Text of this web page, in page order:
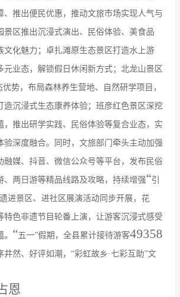
、推出便民优惠，推动文旅市场实现人气与
景区推出沉浸式演出、民俗体验、美食品
文化魅力；卓扎滩原生态景区打造水上游
元业态，解锁假日休闲新方式；北龙山景区
优势，布局森林养生营地、自然研学项目，
造沉浸式生态康养体验；班彦红色景区深挖
，推出研学实践、民俗体验等复合业态，实
深度融合。 同时，文旅部门牵头主动加强
融媒、抖音、微信公众号等平台，发布民俗
、两日游等精品线路及攻略，持续增强“引
进景区、进社区展演活动同步开展，花
特色非遗节目轮番上演 ，让游客沉浸式感受
。 “五一”假期，全县累计接待游客49358
然、好评如潮， “彩虹故乡 ·七彩互助”文
恩